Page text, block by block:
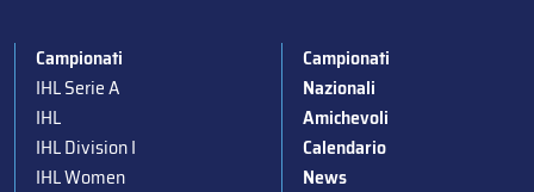
Campionati
IHL Serie A
IHL
IHL Division I
IHL Women
Campionati
Nazionali
Amichevoli
Calendario
News